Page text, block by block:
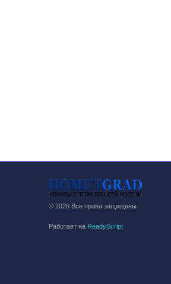
© 2026 Все права защищены
Работает на ReadyScript